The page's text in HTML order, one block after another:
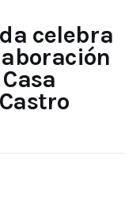
celebra